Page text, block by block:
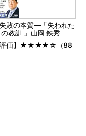
失敗の本質―「失われた
教訓 」山岡 鉄秀
評価】★★★★☆（88